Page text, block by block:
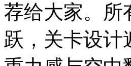
荐给大家。所
跃，关卡设计